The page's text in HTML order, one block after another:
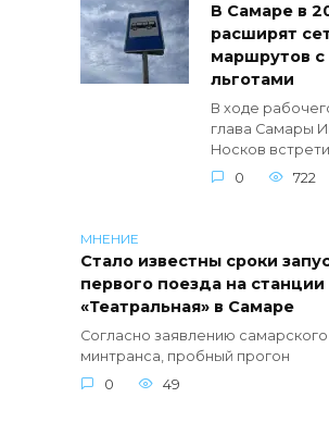
В Самаре в
расширят
маршрутов с
льготами
В ходе
глава Самары
Носков
0
722
МНЕНИЕ
Стало известны сроки
первого поезда на
«Театральная» в Самаре
Согласно заявлению самарского
минтранса, пробный прогон
0
49